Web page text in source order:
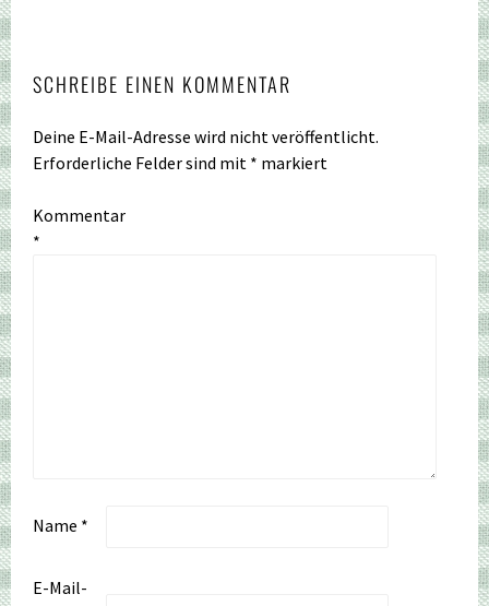
SCHREIBE EINEN KOMMENTAR
Deine E-Mail-Adresse wird nicht veröffentlicht.
Erforderliche Felder sind mit * markiert
Kommentar
*
Name *
E-Mail-